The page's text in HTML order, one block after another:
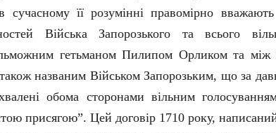
сучасному її розумінні правомірно
Війська Запорозького та всього
гетьманом Пилипом Орликом та між
названим Військом Запорозьким, що за
обома сторонами вільним
присягою”. Цей договір 1710 року,